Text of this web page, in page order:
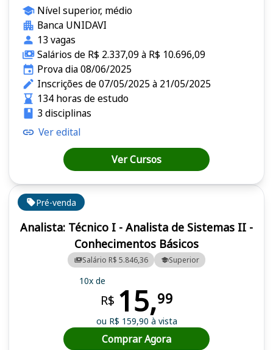
Pré-venda
Analista: Técnico I - Analista de Sistemas II -
Conhecimentos Básicos
Salário R$ 5.846,36 Superior
10x de
R$ 15,99
ou R$ 159,90 à vista
Comprar Agora
Nível superior, médio
Banca UNIDAVI
13 vagas
Salários de R$ 2.337,09 à R$ 10.696,09
Prova dia 08/06/2025
Inscrições de 07/05/2025 à 21/05/2025
134 horas de estudo
3 disciplinas
Ver edital
Ver Cursos